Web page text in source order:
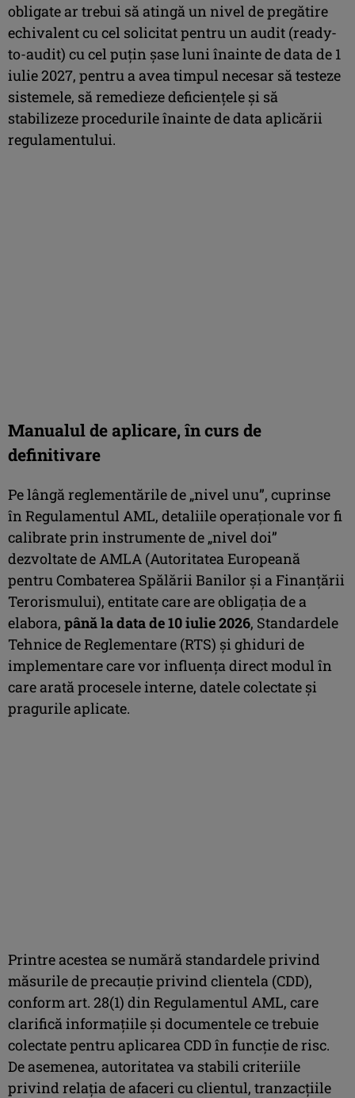
obligate ar trebui să atingă un nivel de pregătire
echivalent cu cel solicitat pentru un audit (ready-
to-audit) cu cel puțin șase luni înainte de data de 1
iulie 2027, pentru a avea timpul necesar să testeze
sistemele, să remedieze deficiențele și să
stabilizeze procedurile înainte de data aplicării
regulamentului.
Manualul de aplicare, în curs de
definitivare
Pe lângă reglementările de „nivel unu”, cuprinse
în Regulamentul AML, detaliile operaționale vor fi
calibrate prin instrumente de „nivel doi”
dezvoltate de AMLA (Autoritatea Europeană
pentru Combaterea Spălării Banilor și a Finanțării
Terorismului), entitate care are obligația de a
elabora, până la data de 10 iulie 2026, Standardele
Tehnice de Reglementare (RTS) și ghiduri de
implementare care vor influența direct modul în
care arată procesele interne, datele colectate și
pragurile aplicate.
Printre acestea se numără standardele privind
măsurile de precauție privind clientela (CDD),
conform art. 28(1) din Regulamentul AML, care
clarifică informațiile și documentele ce trebuie
colectate pentru aplicarea CDD în funcție de risc.
De asemenea, autoritatea va stabili criteriile
privind relația de afaceri cu clientul, tranzacțiile